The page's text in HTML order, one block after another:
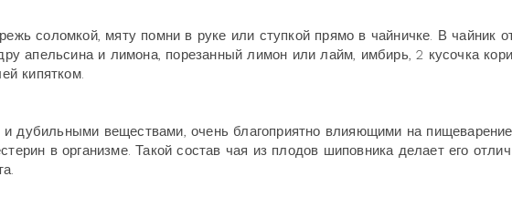
соломкой, мяту помни в руке или ступкой прямо в чайничке. В чайник
апельсина и лимона, порезанный лимон или лайм, имбирь, 2 кусочка
кипятком.
дубильными веществами, очень благоприятно влияющими на
в организме. Такой состав чая из плодов шиповника делает его